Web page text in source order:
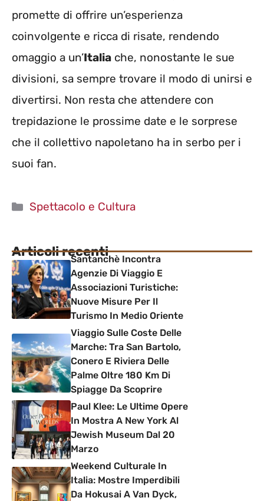
promette di offrire un’esperienza
coinvolgente e ricca di risate, rendendo
omaggio a un’Italia che, nonostante le sue
divisioni, sa sempre trovare il modo di unirsi e
divertirsi. Non resta che attendere con
trepidazione le prossime date e le sorprese
che il collettivo napoletano ha in serbo per i
suoi fan.
Categorie
Spettacolo e Cultura
Articoli recentiSantanchè Incontra
Agenzie Di Viaggio E
Associazioni Turistiche:
Nuove Misure Per Il
Turismo In Medio Oriente
Viaggio Sulle Coste Delle
Marche: Tra San Bartolo,
Conero E Riviera Delle
Palme Oltre 180 Km Di
Spiagge Da Scoprire
Paul Klee: Le Ultime Opere
In Mostra A New York Al
Jewish Museum Dal 20
Marzo
Weekend Culturale In
Italia: Mostre Imperdibili
Da Hokusai A Van Dyck,